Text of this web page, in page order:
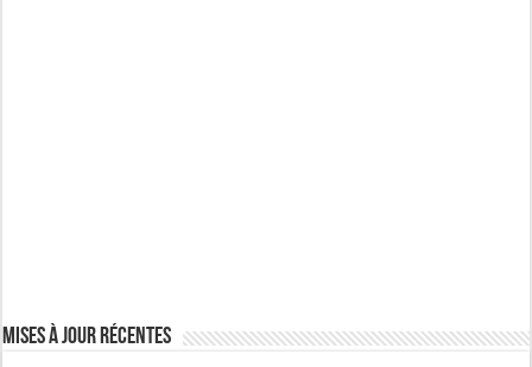
Mises à jour récentes